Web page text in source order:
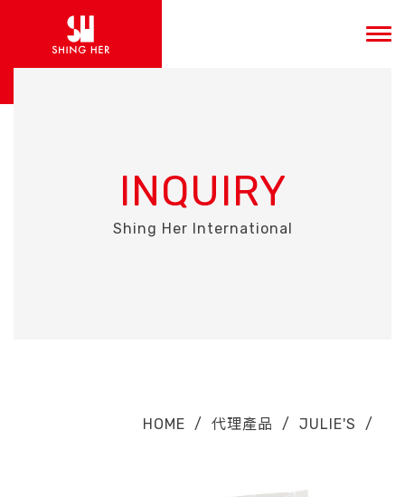
INQUIRY
Shing Her International
HOME / 代理產品 / JULIE'S /